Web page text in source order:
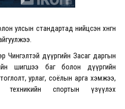
улсын стандартад нийцсэн хөнгөн
Чингэлтэй дүүргийн Засаг даргын
шигшээ баг болон дүүргийн
тоглолт, урлаг, соёлын арга хэмжээ,
спортын үзүүлэх